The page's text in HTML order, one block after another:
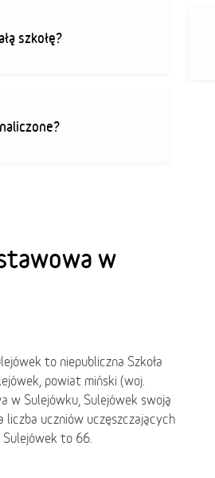
szkołę?
w
to niepubliczna Szkoła
powiat miński (woj.
w Sulejówku, Sulejówek swoją
liczba uczniów uczęszczających
to 66.